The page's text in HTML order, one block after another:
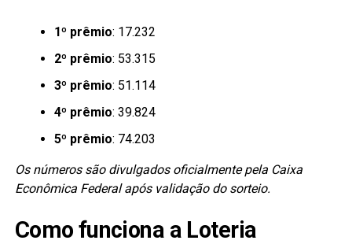
1º prêmio: 17.232
2º prêmio: 53.315
3º prêmio: 51.114
4º prêmio: 39.824
5º prêmio: 74.203
Os números são divulgados oficialmente pela Caixa
Econômica Federal após validação do sorteio.
Como funciona a Loteria